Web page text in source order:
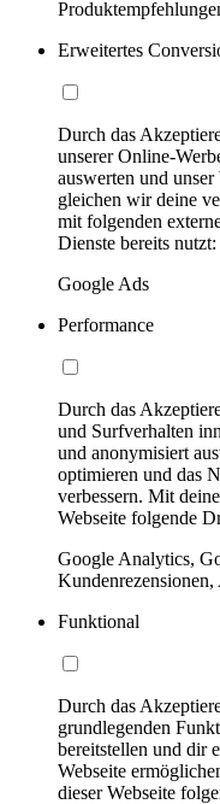
Erweitertes
Durch das
unserer Online-
auswerten und
gleichen wir deine
mit folgenden
Dienste bereits nutzt:
Google Ads
Performance
Durch das
und Surfverhalten
und anonymisiert
optimieren und das
verbessern. Mit
Webseite folgende
Google Analytics,
Funktional
Durch das
grundlegenden
bereitstellen und dir
Webseite
dieser Webseite